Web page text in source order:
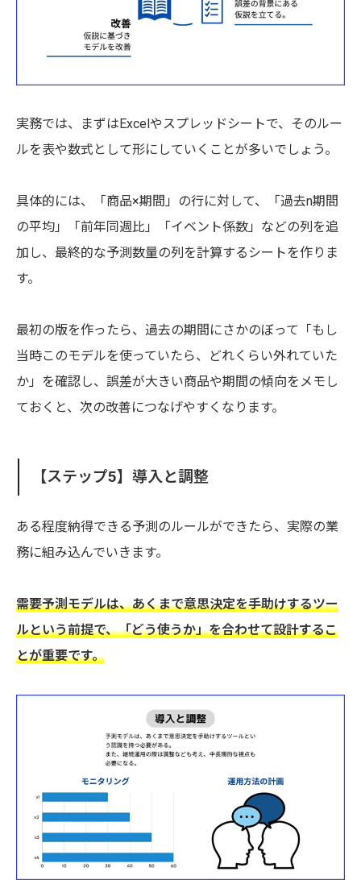
実務では、まずはExcelやスプレッドシートで、そのルー
ルを表や数式として形にしていくことが多いでしょう。
具体的には、「商品×期間」の行に対して、「過去n期間
の平均」「前年同週比」「イベント係数」などの列を追
加し、最終的な予測数量の列を計算するシートを作りま
す。
最初の版を作ったら、過去の期間にさかのぼって「もし
当時このモデルを使っていたら、どれくらい外れていた
か」を確認し、誤差が大きい商品や期間の傾向をメモし
ておくと、次の改善につなげやすくなります。
【ステップ5】導入と調整
ある程度納得できる予測のルールができたら、実際の業
務に組み込んでいきます。
需要予測モデルは、あくまで意思決定を手助けするツー
ルという前提で、「どう使うか」を合わせて設計するこ
とが重要です。